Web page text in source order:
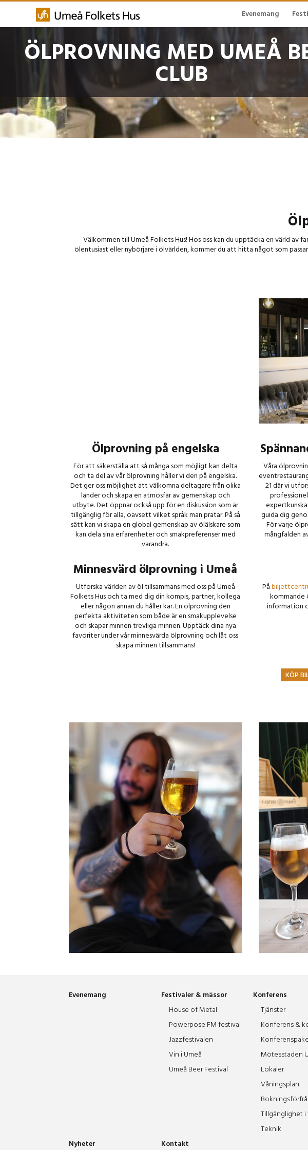
Evenemang
ÖLPROVNING MED UMEÅ
CLUB
Välkommen till Umeå Folkets Hus! Hos oss kan du upptäcka en värld av
ölentusiast eller nybörjare i ölvärlden, kommer du att hitta något som
Ölprovning på engelska
För att säkerställa att så många som möjligt kan delta
och ta del av vår ölprovning håller vi den på engelska.
Det ger oss möjlighet att välkomna deltagare från olika
länder och skapa en atmosfär av gemenskap och
utbyte. Det öppnar också upp för en diskussion som är
tillgänglig för alla, oavsett vilket språk man pratar. På så
sätt kan vi skapa en global gemenskap av ölälskare som
kan dela sina erfarenheter och smakpreferenser med
varandra.
Våra
21 där vi
guida dig
För varje
mångfalden
Minnesvärd ölprovning i Umeå
Utforska världen av öl tillsammans med oss på Umeå
Folkets Hus och ta med dig din kompis, partner, kollega
eller någon annan du håller kär. En ölprovning den
perfekta aktiviteten som både är en smakupplevelse
och skapar minnen trevliga minnen. Upptäck dina nya
favoriter under vår minnesvärda ölprovning och låt oss
skapa minnen tillsammans!
På
kommande
information
KÖP
Evenemang
Festivaler & mässor
House of Metal
Powerpose FM festival
Jazzfestivalen
Vin i Umeå
Umeå Beer Festival
Konferens
Tjänster
Konferens &
Mötesstaden
Lokaler
Våningsplan
Tillgänglighet i
Teknik
Nyheter
Kontakt